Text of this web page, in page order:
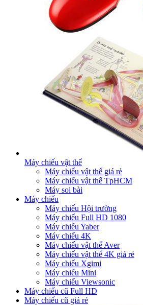
Máy chiếu vật thể
Máy chiếu vật thể giá rẻ
Máy chiếu vật thể TpHCM
Máy soi bài
Máy chiếu
Máy chiếu Hội trường
Máy chiếu Full HD 1080
Máy chiếu Yaber
Máy chiếu 4K
Máy chiếu vật thể Aver
Máy chiếu vật thể 4K giá rẻ
Máy chiếu Xgimi
Máy chiếu Mini
Máy chiếu Viewsonic
Máy chiếu cũ Full HD
Máy chiếu cũ giá rẻ